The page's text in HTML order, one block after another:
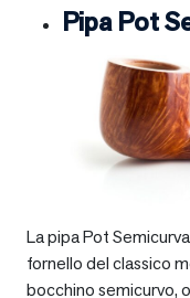
Pipa Pot
La pipa Pot
fornello del classico
bocchino semicurvo,